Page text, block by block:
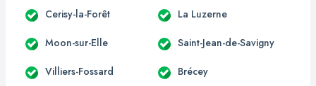
Cerisy-la-Forêt La Luzerne
Moon-sur-Elle Saint-Jean-de-Savigny
Villiers-Fossard Brécey